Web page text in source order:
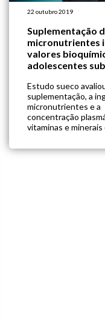
22 outubro 2019
Suplementação
micronutrientes
valores
adolescentes
Estudo sueco
suplementação, a
micronutrientes e a
concentração
vitaminas e minerais
após a realização de